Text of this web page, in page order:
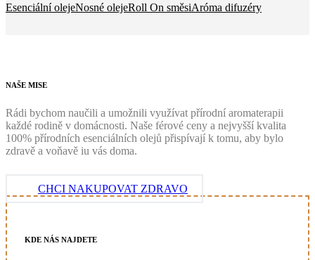
Esenciální olejeNosné olejeRoll On směsiAróma difuzéry
NAŠE MISE
Rádi bychom naučili a umožnili využívat přírodní aromaterapii
každé rodině v domácnosti. Naše férové ceny a nejvyšší kvalita
100% přírodních esenciálních olejů přispívají k tomu, aby bylo
zdravě a voňavě iu vás doma.
CHCI NAKUPOVAT ZDRAVO
KDE NÁS NAJDETE